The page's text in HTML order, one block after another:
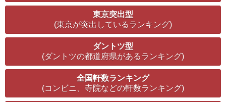
東京突出型
(東京が突出しているランキング)
ダントツ型
(ダントツの都道府県があるランキング)
全国軒数ランキング
(コンビニ、寺院などの軒数ランキング)